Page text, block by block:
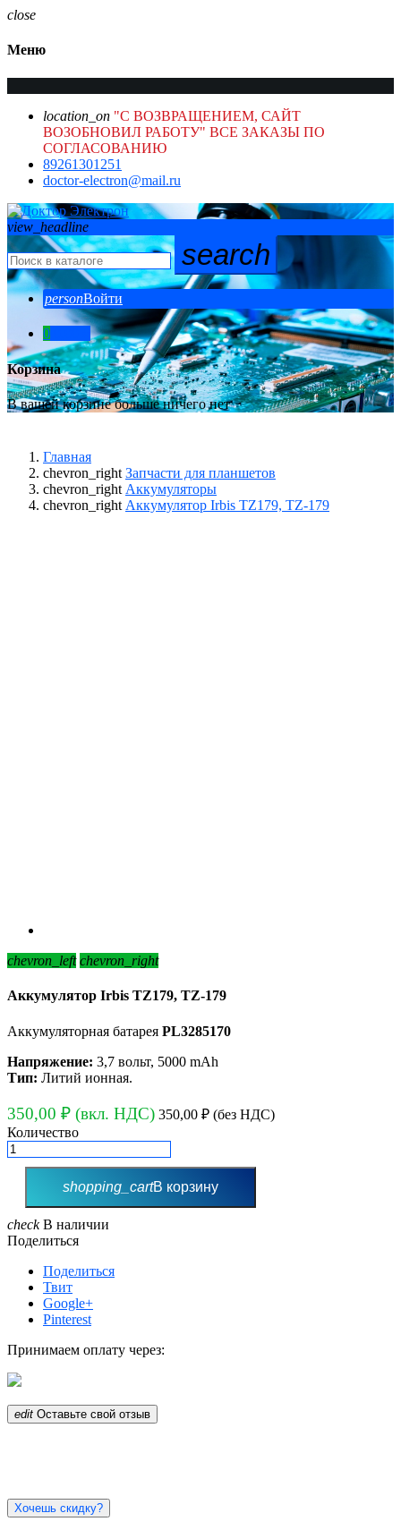
close
Меню
location_on "С ВОЗВРАЩЕНИЕМ, САЙТ
ВОЗОБНОВИЛ РАБОТУ" ВСЕ ЗАКАЗЫ ПО
СОГЛАСОВАНИЮ
89261301251
doctor-electron@mail.ru
view_headline
search
personВойти
0
Корзина
В вашей корзине больше ничего нет
Главная
chevron_right Запчасти для планшетов
chevron_right Аккумуляторы
chevron_right Аккумулятор Irbis TZ179, TZ-179
chevron_left chevron_right
Аккумулятор Irbis TZ179, TZ-179
Аккумуляторная батарея PL3285170
Напряжение: 3,7 вольт, 5000 mAh
Тип: Литий ионная.
350,00 ₽ (вкл. НДС) 350,00 ₽ (без НДС)
Количество
shopping_cartВ корзину
checkВ наличии
Поделиться
Поделиться
Твит
Google+
Pinterest
Принимаем оплату через:
edit Оставьте свой отзыв
Хочешь скидку?